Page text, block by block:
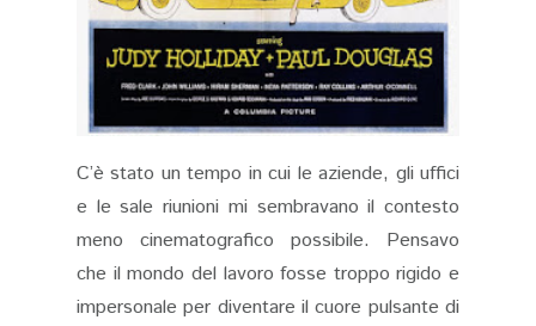
C’è stato un tempo in cui le aziende, gli uffici
e le sale riunioni mi sembravano il contesto
meno cinematografico possibile. Pensavo
che il mondo del lavoro fosse troppo rigido e
impersonale per diventare il cuore pulsante di